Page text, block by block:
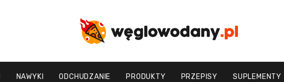
weglowodany.pl
NAWYKI ODCHUDZANIE PRODUKTY PRZEPISY SUPLEMENTY